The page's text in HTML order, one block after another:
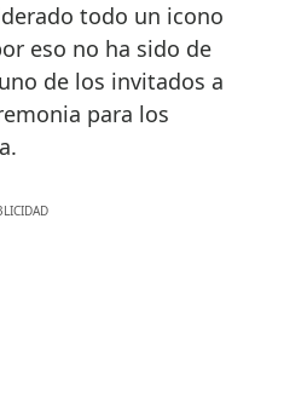
todo un icono
eso no ha sido de
de los invitados a
para los